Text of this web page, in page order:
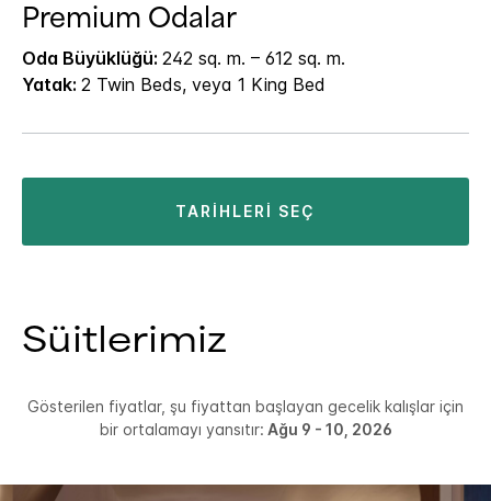
Premium Odalar
Oda Büyüklüğü: 242 sq. m. – 612 sq. m.
Yatak: 2 Twin Beds, veya 1 King Bed
TARIHLERI SEÇ
Süitlerimiz
Gösterilen fiyatlar, şu fiyattan başlayan gecelik kalışlar için
bir ortalamayı yansıtır: Ağu 9 - 10, 2026